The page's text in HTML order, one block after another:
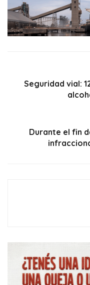
Seguridad vial:
Durante el fin